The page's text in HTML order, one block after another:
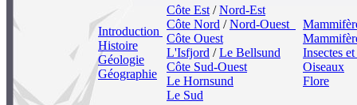
Introduction
Histoire
Géologie
Géographie
Côte Est /Nord-Est
Côte Nord /Nord‑Ouest
Côte Ouest
L'Isfjord /Le Bellsund
Côte Sud-Ouest
Le Hornsund
Le Sud
Insectes
Oiseaux
Flore